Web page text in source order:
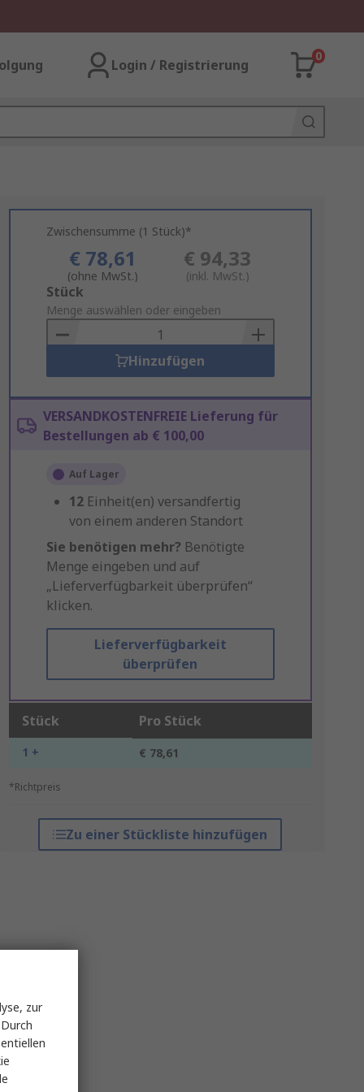
Login / Registrierung
0
Zwischensumme (1 Stück)*
€ 78,61
(ohne MwSt.)
€ 94,33
(inkl. MwSt.)
Add
to
Basket
Stück
Menge auswählen oder eingeben
Hinzufügen
VERSANDKOSTENFREIE Lieferung für
Bestellungen ab € 100,00
Auf Lager
12 Einheit(en) versandfertig
von einem anderen Standort
Sie benötigen mehr? Benötigte
Menge eingeben und auf
„Lieferverfügbarkeit überprüfen“
klicken.
Lieferverfügbarkeit
überprüfen
Stück Pro Stück
1 + € 78,61
*Richtpreis
Zu einer Stückliste hinzufügen
zur